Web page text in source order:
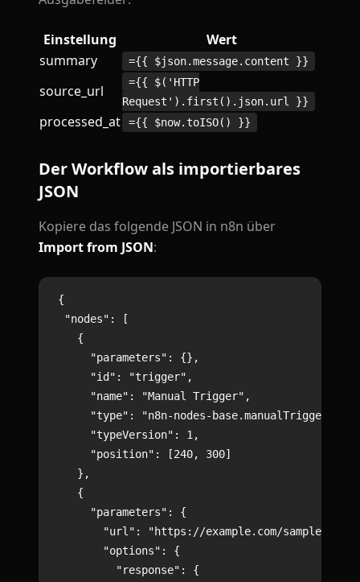
Einstellung
Wert
summary
={{ $json.message.content }}
source_url
={{ $('HTTP
Request').first().json.url }}
processed_at ={{ $now.toISO() }}
Der Workflow als importierbares
JSON
Kopiere das folgende JSON in n8n über
Import from JSON:
{
  "nodes": [
    {
      "parameters": {},
      "id": "trigger",
      "name": "Manual Trigger",
      "type": "n8n-nodes-base.manualTrigger",
      "typeVersion": 1,
      "position": [240, 300]
    },
    {
      "parameters": {
"url": "https://example.com/sample-
        "options": {
          "response": {